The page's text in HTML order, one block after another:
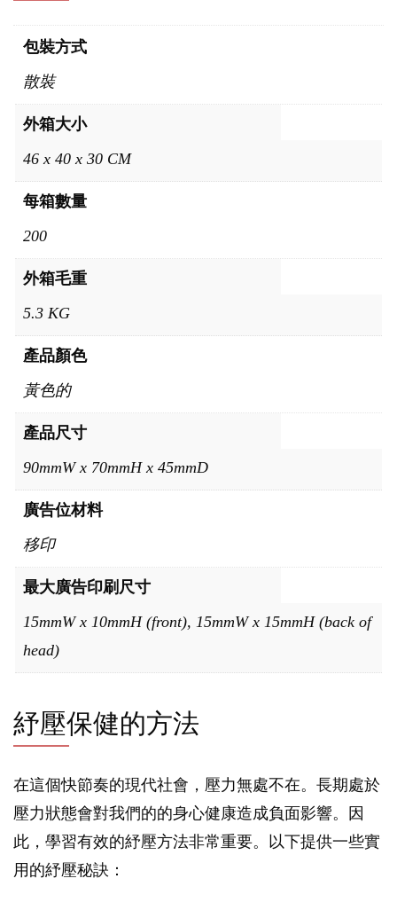
包裝方式
散裝
外箱大小
46 x 40 x 30 CM
每箱數量
200
外箱毛重
5.3 KG
產品顏色
黃色的
產品尺寸
90mmW x 70mmH x 45mmD
廣告位材料
移印
最大廣告印刷尺寸
15mmW x 10mmH (front), 15mmW x 15mmH (back of
head)
紓壓保健的方法
在這個快節奏的現代社會，壓力無處不在。長期處於
壓力狀態會對我們的的身心健康造成負面影響。因
此，學習有效的紓壓方法非常重要。以下提供一些實
用的紓壓秘訣：